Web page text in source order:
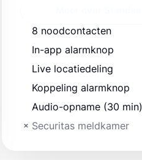
8 noodcontacten
In-app alarmknop
Live locatiedeling
Koppeling alarmknop
Audio-opname (30 min)
Securitas meldkamer